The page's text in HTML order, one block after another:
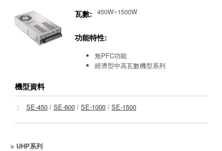
瓦數: 450W~1500W
功能特性:
無PFC功能
經濟型中高瓦數機型系列
機型資料
： SE-450 / SE-600 / SE-1000 / SE-1500
UHP系列